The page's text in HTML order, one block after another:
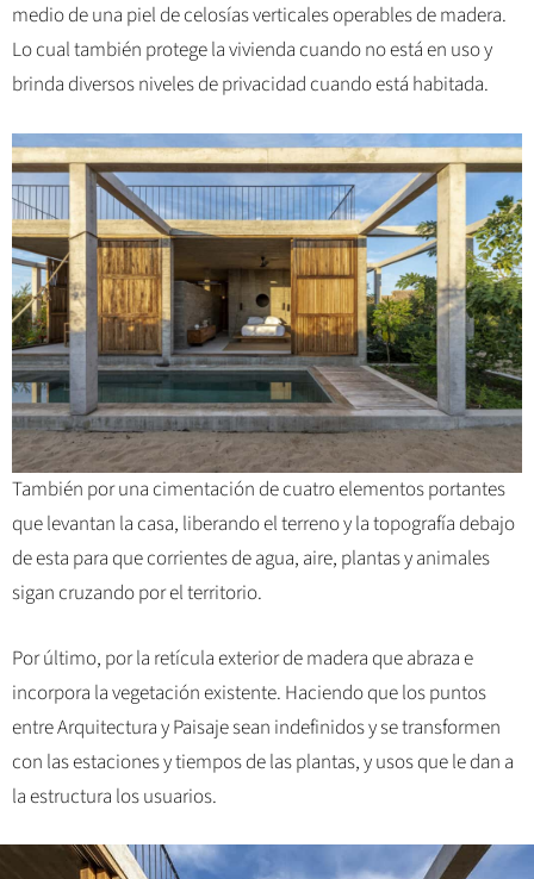
medio de una piel de celosías verticales operables de madera.
Lo cual también protege la vivienda cuando no está en uso y
brinda diversos niveles de privacidad cuando está habitada.
También por una cimentación de cuatro elementos portantes
que levantan la casa, liberando el terreno y la topografía debajo
de esta para que corrientes de agua, aire, plantas y animales
sigan cruzando por el territorio.
Por último, por la retícula exterior de madera que abraza e
incorpora la vegetación existente. Haciendo que los puntos
entre Arquitectura y Paisaje sean indefinidos y se transformen
con las estaciones y tiempos de las plantas, y usos que le dan a
la estructura los usuarios.